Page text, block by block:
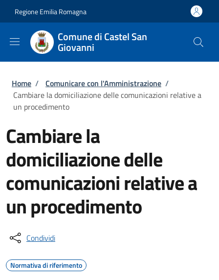
Regione Emilia Romagna
Comune di Castel San
Giovanni
Briciole di pane
Home / Comunicare con l'Amministrazione /
Cambiare la domiciliazione delle comunicazioni relative a
un procedimento
Cambiare la
domiciliazione delle
comunicazioni relative a
un procedimento
Condividi
Normativa di riferimento